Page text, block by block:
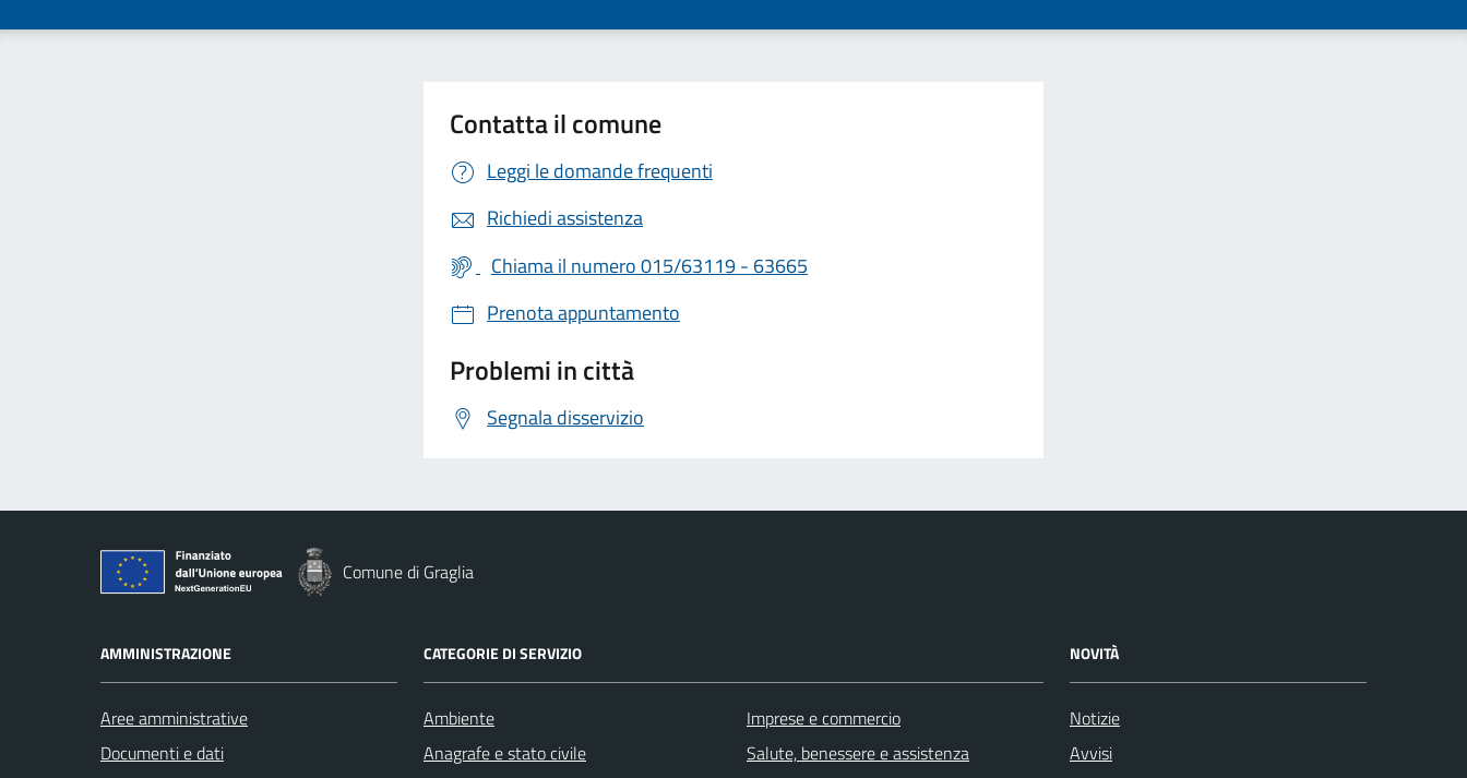
Contatta il comune
Leggi le domande frequenti
Richiedi assistenza
Chiama il numero 015/63119 - 63665
Prenota appuntamento
Problemi in città
Segnala disservizio
Comune di Graglia
AMMINISTRAZIONE
Aree amministrative
Documenti e dati
CATEGORIE DI SERVIZIO
Ambiente
Anagrafe e stato civile
Imprese e commercio
Salute, benessere e assistenza
NOVITÀ
Notizie
Avvisi